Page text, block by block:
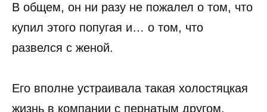
В общем, он ни разу не пожалел о том, что
купил этого попугая и… о том, что
развелся с женой.
Его вполне устраивала такая холостяцкая
жизнь в компании с пернатым другом.